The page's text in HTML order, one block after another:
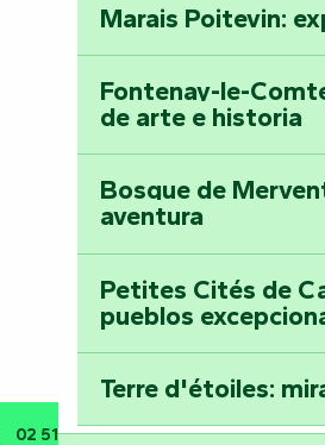
Marais Poitevin:
Fontenay-le-
de arte e historia
Bosque de
aventura
Petites Cités de
pueblos
Terre d'étoiles:
02 51 00 80▒▒